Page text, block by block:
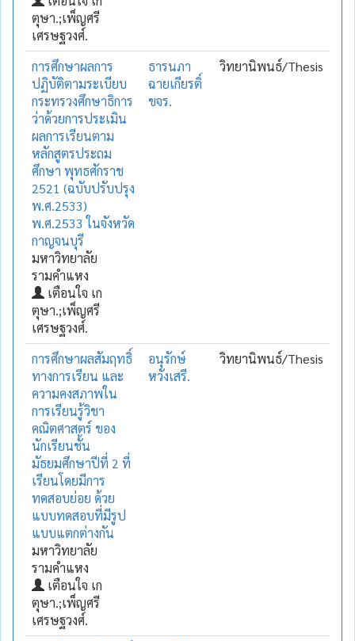
ตุษา.;เพ็ญศรี
เศรษฐวงศ์.
การศึกษาผลการ
ปฏิบัติตามระเบียบ
กระทรวงศึกษาธิการ
ว่าด้วยการประเมิน
ผลการเรียนตาม
หลักสูตรประถม
ศึกษา พุทธศักราช
2521 (ฉบับปรับปรุง
พ.ศ.2533)
พ.ศ.2533 ในจังหวัด
กาญจนบุรี
มหาวิทยาลัย
รามคำแหง
เตือนใจ เก
ตุษา.;เพ็ญศรี
เศรษฐวงศ์.
ธารนภา
ฉายเกียรติ์
ขจร.
วิทยานิพนธ์/Thesis
การศึกษาผลสัมฤทธิ์
ทางการเรียน และ
ความคงสภาพใน
การเรียนรู้วิชา
คณิตศาสตร์ ของ
นักเรียนชั้น
มัธยมศึกษาปีที่ 2 ที่
เรียนโดยมีการ
ทดสอบย่อย ด้วย
แบบทดสอบที่มีรูป
แบบแตกต่างกัน
มหาวิทยาลัย
รามคำแหง
เตือนใจ เก
ตุษา.;เพ็ญศรี
เศรษฐวงศ์.
อนุรักษ์
หวังเสรี.
วิทยานิพนธ์/Thesis